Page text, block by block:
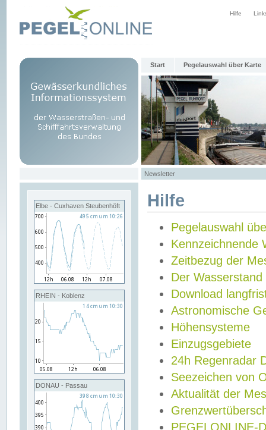
Hilfe
Start Pegelauswahl über Karte
Newsletter
Elbe - Cuxhaven Steubenhöft
RHEIN - Koblenz
DONAU - Passau
Hilfe
Pegelauswahl
Kennzeichnende
Zeitbezug der
Der Wasserstand
Download
Astronomische
Höhensysteme
Einzugsgebiete
24h Regenradar
Seezeichen von
Aktualität der
PEGELONLINE-